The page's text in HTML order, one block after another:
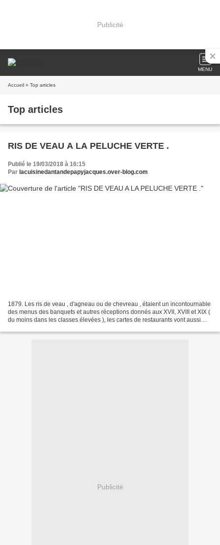
Publicité
MENU
Accueil » Top articles
Top articles
RIS DE VEAU A LA PELUCHE VERTE .
Publié le 19/03/2018 à 16:15
Par lacuisinedantandepapyjacques.over-blog.com
1879. Les ris de veau , d'agneau ou de chevreau , étaient un incontournable
des menus des banquets et autres réceptions donnés aux XVII, XVIII et XIX (
du moins dans les classes élevées ), les cartes de restaurants vont aussi
Publicité